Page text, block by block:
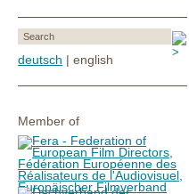
deutsch | english
Member of